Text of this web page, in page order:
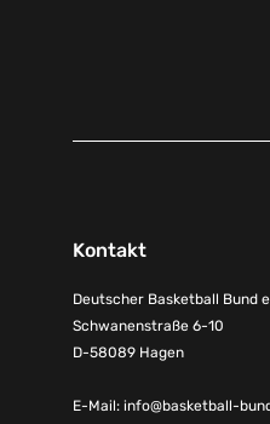
Kontakt
Deutscher Basketball Bund
Schwanenstraße 6-10
D-58089 Hagen
E-Mail: info@basketball-